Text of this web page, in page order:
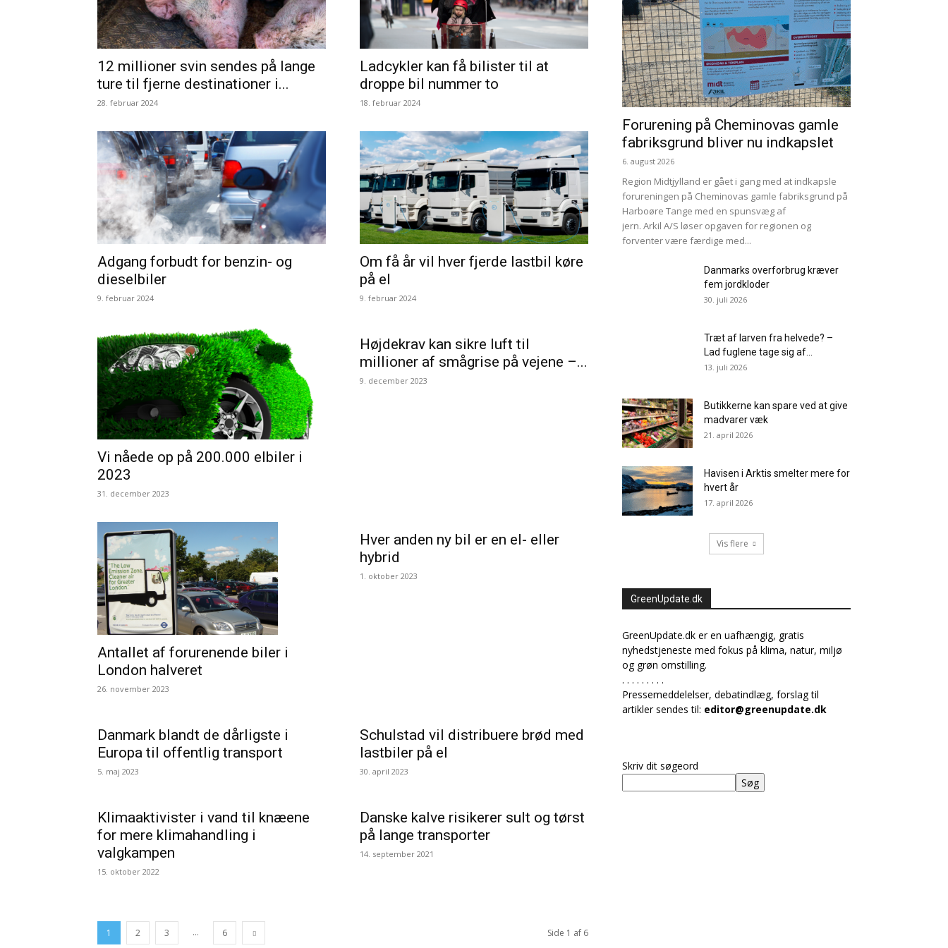
12 millioner svin sendes på lange
ture til fjerne destinationer i...
28. februar 2024
Ladcykler kan få bilister til at
droppe bil nummer to
18. februar 2024
Adgang forbudt for benzin- og
dieselbiler
9. februar 2024
Om få år vil hver fjerde lastbil køre
på el
9. februar 2024
Vi nåede op på 200.000 elbiler i
2023
31. december 2023
Højdekrav kan sikre luft til
millioner af smågrise på vejene –...
9. december 2023
Antallet af forurenende biler i
London halveret
26. november 2023
Hver anden ny bil er en el- eller
hybrid
1. oktober 2023
Danmark blandt de dårligste i
Europa til offentlig transport
5. maj 2023
Schulstad vil distribuere brød med
lastbiler på el
30. april 2023
Klimaaktivister i vand til knæene
for mere klimahandling i
valgkampen
15. oktober 2022
Danske kalve risikerer sult og tørst
på lange transporter
14. september 2021
1 2 3 ... 6 Side 1 af 6
Forurening på Cheminovas gamle
fabriksgrund bliver nu indkapslet
6. august 2026
Region Midtjylland er gået i gang med at indkapsle
forureningen på Cheminovas gamle fabriksgrund på
Harboøre Tange med en spunsvæg af
jern. Arkil A/S løser opgaven for regionen og
forventer være færdige med...
Danmarks overforbrug kræver
fem jordkloder
30. juli 2026
Træt af larven fra helvede? –
Lad fuglene tage sig af...
13. juli 2026
Butikkerne kan spare ved at give
madvarer væk
21. april 2026
Havisen i Arktis smelter mere for
hvert år
17. april 2026
Vis flere
GreenUpdate.dk
GreenUpdate.dk er en uafhængig, gratis
nyhedstjeneste med fokus på klima, natur, miljø
og grøn omstilling.
. . . . . . . . .
Pressemeddelelser, debatindlæg, forslag til
artikler sendes til: editor@greenupdate.dk
Skriv dit søgeord
Søg